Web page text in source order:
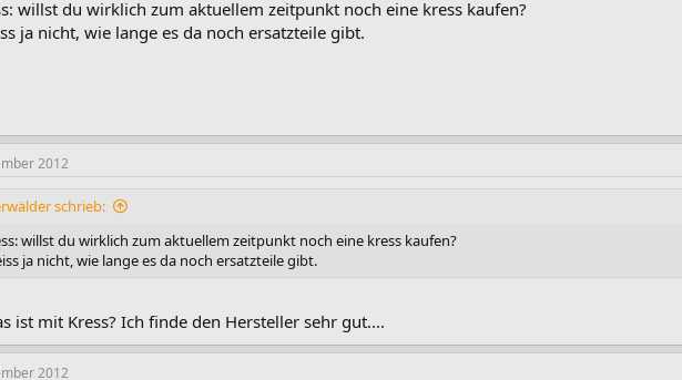
willst du wirklich zum aktuellem zeitpunkt noch eine kress kaufen?
ja nicht, wie lange es da noch ersatzteile gibt.
2012
schrieb:
willst du wirklich zum aktuellem zeitpunkt noch eine kress kaufen?
ja nicht, wie lange es da noch ersatzteile gibt.
ist mit Kress? Ich finde den Hersteller sehr gut....
2012